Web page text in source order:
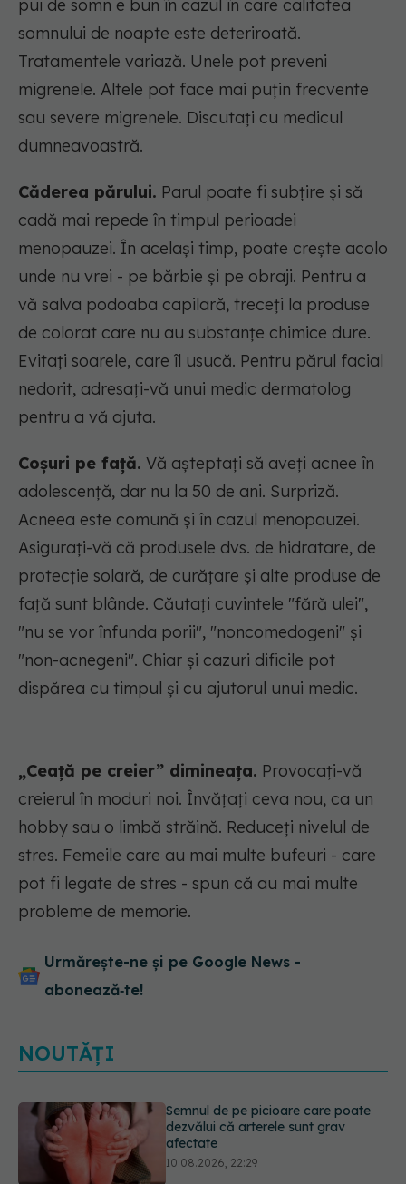
pui de somn e bun în cazul în care calitatea
somnului de noapte este deteriroată.
Tratamentele variază. Unele pot preveni
migrenele. Altele pot face mai puțin frecvente
sau severe migrenele. Discutați cu medicul
dumneavoastră.
Căderea părului. Parul poate fi subțire și să
cadă mai repede în timpul perioadei
menopauzei. În același timp, poate crește acolo
unde nu vrei - pe bărbie și pe obraji. Pentru a
vă salva podoaba capilară, treceți la produse
de colorat care nu au substanțe chimice dure.
Evitați soarele, care îl usucă. Pentru părul facial
nedorit, adresați-vă unui medic dermatolog
pentru a vă ajuta.
Coșuri pe față. Vă așteptați să aveți acnee în
adolescență, dar nu la 50 de ani. Surpriză.
Acneea este comună și în cazul menopauzei.
Asigurați-vă că produsele dvs. de hidratare, de
protecție solară, de curățare și alte produse de
față sunt blânde. Căutați cuvintele "fără ulei",
"nu se vor înfunda porii", "noncomedogeni" și
"non-acnegeni". Chiar și cazuri dificile pot
dispărea cu timpul și cu ajutorul unui medic.
„Ceață pe creier” dimineața. Provocați-vă
creierul în moduri noi. Învățați ceva nou, ca un
hobby sau o limbă străină. Reduceți nivelul de
stres. Femeile care au mai multe bufeuri - care
pot fi legate de stres - spun că au mai multe
probleme de memorie.
Urmărește-ne și pe Google News -
abonează‑te!
NOUTĂȚI
A murit Prof. Dr. Ioana Micle, un
reper al pediatriei timișorene